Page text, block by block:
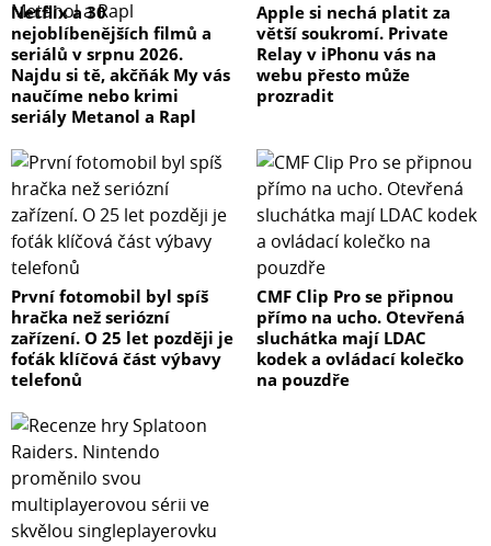
Netflix a 30
nejoblíbenějších filmů a
seriálů v srpnu 2026.
Najdu si tě, akčňák My vás
naučíme nebo krimi
seriály Metanol a Rapl
Apple si nechá platit za
větší soukromí. Private
Relay v iPhonu vás na
webu přesto může
prozradit
První fotomobil byl spíš
hračka než seriózní
zařízení. O 25 let později je
foťák klíčová část výbavy
telefonů
CMF Clip Pro se připnou
přímo na ucho. Otevřená
sluchátka mají LDAC
kodek a ovládací kolečko
na pouzdře